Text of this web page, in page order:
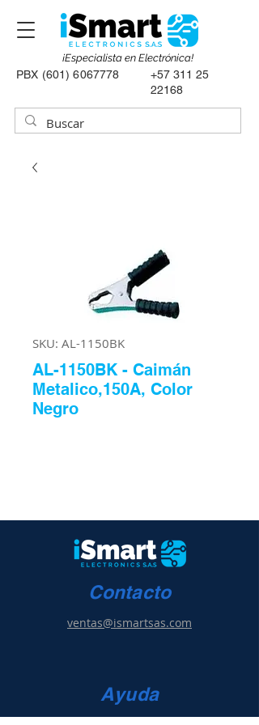
PBX (601) 6067778
+57 311 25
22168
¡Especialista en Electrónica!
SKU: AL-1150BK
AL-1150BK - Caimán
Metalico,150A, Color
Negro
Contacto
ventas@ismartsas.com
Ayuda